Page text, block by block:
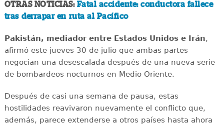
OTRAS NOTICIAS: Fatal accidente: conductora fallece
tras derrapar en ruta al Pacífico
Pakistán, mediador entre Estados Unidos e Irán,
afirmó este jueves 30 de julio que ambas partes
negocian una desescalada después de una nueva serie
de bombardeos nocturnos en Medio Oriente.
Después de casi una semana de pausa, estas
hostilidades reavivaron nuevamente el conflicto que,
además, parece extenderse a otros países hasta ahora